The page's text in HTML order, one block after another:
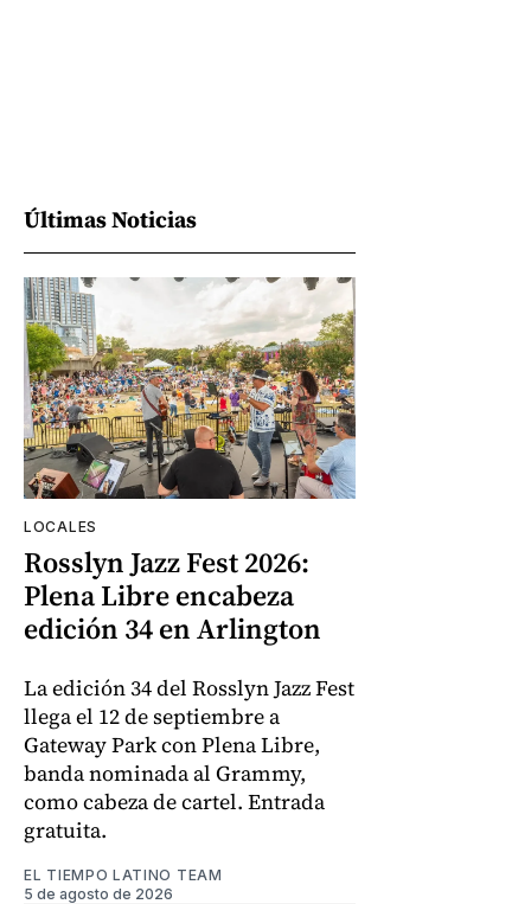
Últimas Noticias
LOCALES
Rosslyn Jazz Fest 2026:
Plena Libre encabeza
edición 34 en Arlington
La edición 34 del Rosslyn Jazz Fest
llega el 12 de septiembre a
Gateway Park con Plena Libre,
banda nominada al Grammy,
como cabeza de cartel. Entrada
gratuita.
EL TIEMPO LATINO TEAM
5 de agosto de 2026